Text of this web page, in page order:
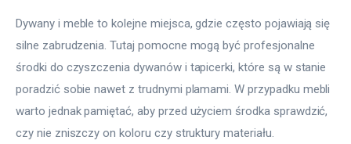
Dywany i meble to kolejne miejsca, gdzie często pojawiają się
silne zabrudzenia. Tutaj pomocne mogą być profesjonalne
środki do czyszczenia dywanów i tapicerki, które są w stanie
poradzić sobie nawet z trudnymi plamami. W przypadku mebli
warto jednak pamiętać, aby przed użyciem środka sprawdzić,
czy nie zniszczy on koloru czy struktury materiału.